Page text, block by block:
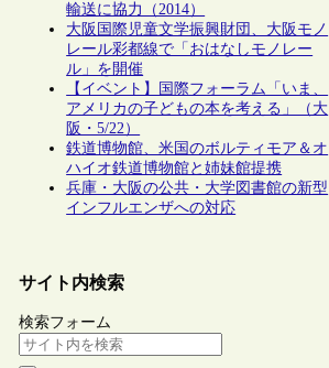
輸送に協力（2014）
大阪国際児童文学振興財団、大阪モノ
レール彩都線で「おはなしモノレー
ル」を開催
【イベント】国際フォーラム「いま、
アメリカの子どもの本を考える」（大
阪・5/22）
鉄道博物館、米国のボルティモア＆オ
ハイオ鉄道博物館と姉妹館提携
兵庫・大阪の公共・大学図書館の新型
インフルエンザへの対応
サイト内検索
検索フォーム